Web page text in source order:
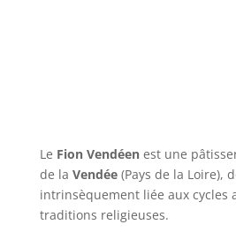
Le Fion Vendéenest une
de la Vendée(Pays de la Loire),
intrinsèquement liée aux cycles
traditions religieuses.